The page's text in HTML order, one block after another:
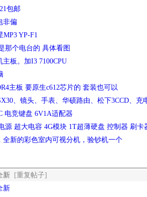
包邮
非偏
MP3 YP-F1
那个电台的 具体看图
主板。加I3 7100CPU
主板 要原生c612芯片的 套装也可以
、镜头、手表、华硕路由、松下3CCD、充
电竞键盘 6V1A适配器
源 超大电容 4G模块 1T超薄硬盘 控制器 刷
全新的彩色室内可视分机，验钞机一个
新
[重复帖子]
新